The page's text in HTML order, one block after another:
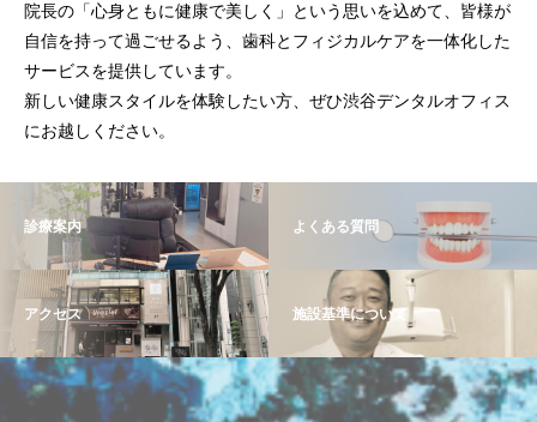
院長の「心身ともに健康で美しく」という思いを込めて、皆様が
自信を持って過ごせるよう、歯科とフィジカルケアを一体化した
サービスを提供しています。
新しい健康スタイルを体験したい方、ぜひ渋谷デンタルオフィス
にお越しください。
診療案内 よくある質問
アクセス 施設基準について